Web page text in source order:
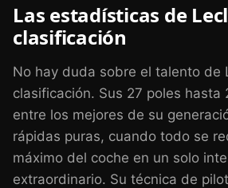
Las estadísticas de
clasificación
No hay duda sobre el talento de
clasificación. Sus 27 poles hasta
entre los mejores de su
rápidas puras, cuando todo se
máximo del coche en un solo
extraordinario. Su técnica de